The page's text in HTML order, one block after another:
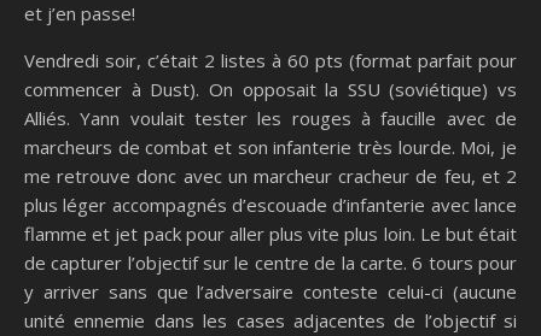
et j’en passe!
Vendredi soir, c’était 2 listes à 60 pts (format parfait pour
commencer à Dust). On opposait la SSU (soviétique) vs
Alliés. Yann voulait tester les rouges à faucille avec de
marcheurs de combat et son infanterie très lourde. Moi, je
me retrouve donc avec un marcheur cracheur de feu, et 2
plus léger accompagnés d’escouade d’infanterie avec lance
flamme et jet pack pour aller plus vite plus loin. Le but était
de capturer l’objectif sur le centre de la carte. 6 tours pour
y arriver sans que l’adversaire conteste celui-ci (aucune
unité ennemie dans les cases adjacentes de l’objectif si